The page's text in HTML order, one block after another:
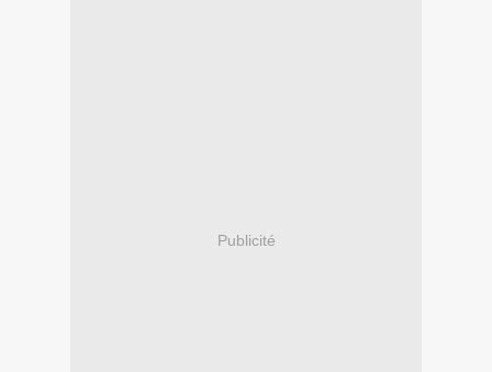
Publicité